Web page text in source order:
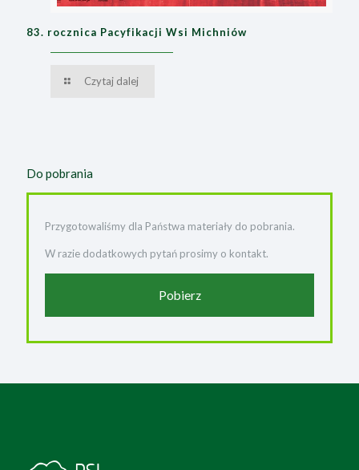
83. rocznica Pacyfikacji Wsi Michniów
Czytaj dalej
Do pobrania
Przygotowaliśmy dla Państwa materiały do pobrania.
W razie dodatkowych pytań prosimy o kontakt.
Pobierz